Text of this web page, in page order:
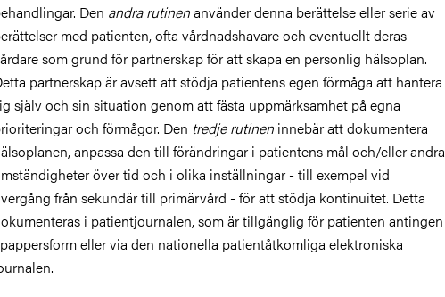
Den andra rutinenanvänder denna berättelse eller serie av
med patienten, ofta vårdnadshavare och eventuellt deras
som grund för partnerskap för att skapa en personlig hälsoplan.
partnerskap är avsett att stödja patientens egen förmåga att hantera
självoch sin situation genom att fästa uppmärksamhet på egna
och förmågor. Den tredje rutinen innebär att dokumentera
anpassa den till förändringar i patientens mål och/eller andra
över tid och i olika inställningar - till exempel vid
från sekundär till primärvård - för att stödja kontinuitet. Detta
i patientjournalen, som är tillgänglig för patienten antingen
eller via den nationella patientåtkomliga elektroniska